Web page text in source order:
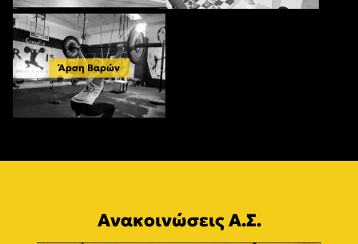
Άρση Βαρών
Ανακοινώσεις Α.Σ.